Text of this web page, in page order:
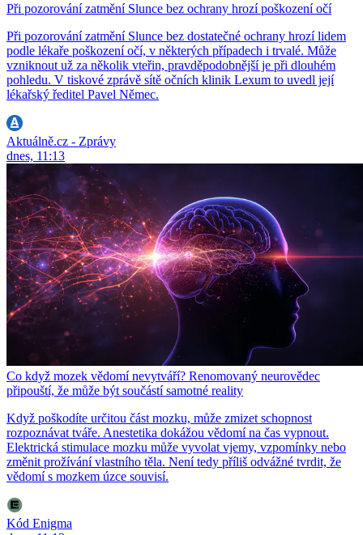
Při pozorování zatmění Slunce bez ochrany hrozí poškození očí
Při pozorování zatmění Slunce bez dostatečné ochrany hrozí lidem
podle lékaře poškození očí, v některých případech i trvalé. Může
vzniknout už za několik vteřin, pravděpodobnější je při dlouhém
pohledu. V tiskové zprávě sítě očních klinik Lexum to uvedl její
lékařský ředitel Pavel Němec.
Aktuálně.cz - Zprávy
dnes, 11:13
Co když mozek vědomí nevytváří? Renomovaný neurovědec
připouští, že může být součástí samotné reality
Když poškodíte určitou část mozku, může zmizet schopnost
rozpoznávat tváře. Anestetika dokážou vědomí na čas vypnout.
Elektrická stimulace mozku může vyvolat vjemy, vzpomínky nebo
změnit prožívání vlastního těla. Není tedy příliš odvážné tvrdit, že
vědomí s mozkem úzce souvisí.
Kód Enigma